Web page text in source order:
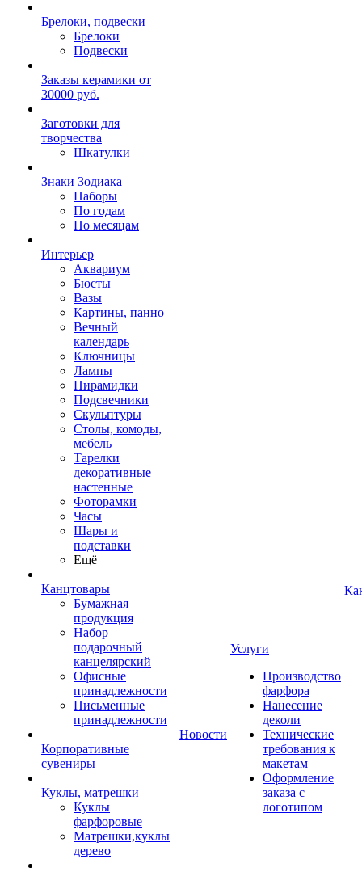
Брелоки, подвески
Брелоки
Подвески
Заказы керамики от
30000 руб.
Заготовки для
творчества
Шкатулки
Знаки Зодиака
Наборы
По годам
По месяцам
Интерьер
Аквариум
Бюсты
Вазы
Картины, панно
Вечный
календарь
Ключницы
Лампы
Пирамидки
Подсвечники
Скульптуры
Столы, комоды,
мебель
Тарелки
декоративные
настенные
Фоторамки
Часы
Шары и
подставки
Ещё
Канцтовары
Бумажная
продукция
Набор
подарочный
канцелярский
Офисные
принадлежности
Письменные
принадлежности
Корпоративные
сувениры
Куклы, матрешки
Куклы
фарфоровые
Матрешки,куклы
дерево
Новости
Услуги
Производство
фарфора
Нанесение
деколи
Технические
требования к
макетам
Оформление
заказа с
логотипом